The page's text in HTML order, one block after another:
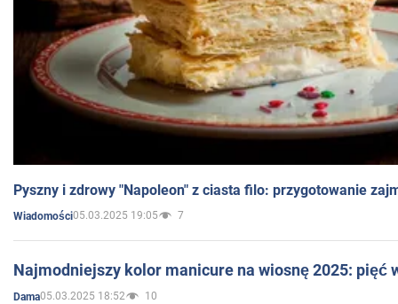
Pyszny i zdrowy "Napoleon" z ciasta filo: przygotowanie
Wiadomości05.03.2025 19:05 7
Najmodniejszy kolor manicure na wiosnę 2025: pięć
Dama05.03.2025 18:52 10